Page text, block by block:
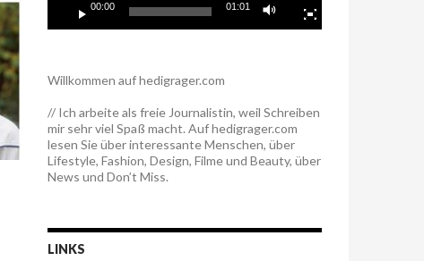
00:00 01:01
Willkommen auf hedigrager.com
// Ich arbeite als freie Journalistin, weil Schreiben
mir sehr viel Spaß macht. Auf hedigrager.com
lesen Sie über interessante Menschen, über
Lifestyle, Fashion, Design, Filme und Beauty, über
News und Don’t Miss.
LINKS